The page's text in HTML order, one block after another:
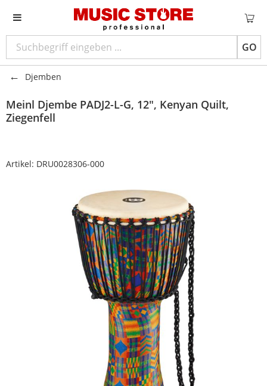
GO
Djemben
Meinl Djembe PADJ2-L-G, 12", Kenyan Quilt,
Ziegenfell
Artikel: DRU0028306-000